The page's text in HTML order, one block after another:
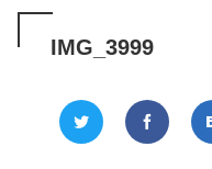
IMG_3999